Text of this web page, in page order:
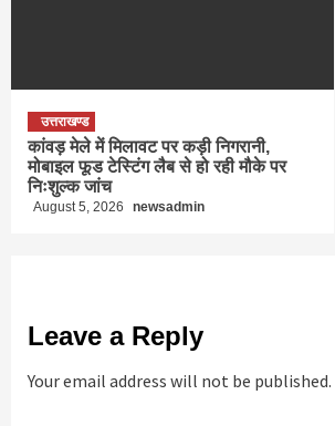
उत्तराखण्ड
कांवड़ मेले में मिलावट पर कड़ी निगरानी,
मोबाइल फूड टेस्टिंग लैब से हो रही मौके पर
निःशुल्क जांच
August 5, 2026 newsadmin
Leave a Reply
Your email address will not be published.